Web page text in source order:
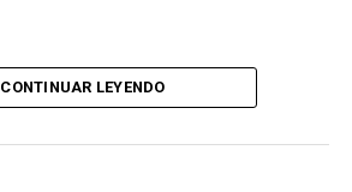
CONTINUAR LEYENDO